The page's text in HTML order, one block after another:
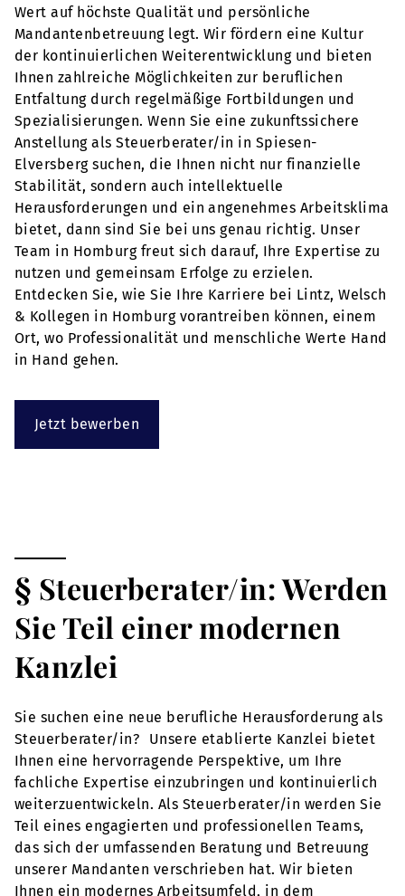
Wert auf höchste Qualität und persönliche
Mandantenbetreuung legt. Wir fördern eine Kultur
der kontinuierlichen Weiterentwicklung und bieten
Ihnen zahlreiche Möglichkeiten zur beruflichen
Entfaltung durch regelmäßige Fortbildungen und
Spezialisierungen. Wenn Sie eine zukunftssichere
Anstellung als Steuerberater/in in Spiesen-
Elversberg suchen, die Ihnen nicht nur finanzielle
Stabilität, sondern auch intellektuelle
Herausforderungen und ein angenehmes Arbeitsklima
bietet, dann sind Sie bei uns genau richtig. Unser
Team in Homburg freut sich darauf, Ihre Expertise zu
nutzen und gemeinsam Erfolge zu erzielen.
Entdecken Sie, wie Sie Ihre Karriere bei Lintz, Welsch
& Kollegen in Homburg vorantreiben können, einem
Ort, wo Professionalität und menschliche Werte Hand
in Hand gehen.
Jetzt bewerben
§ Steuerberater/in: Werden
Sie Teil einer modernen
Kanzlei
Sie suchen eine neue berufliche Herausforderung als
Steuerberater/in? Unsere etablierte Kanzlei bietet
Ihnen eine hervorragende Perspektive, um Ihre
fachliche Expertise einzubringen und kontinuierlich
weiterzuentwickeln. Als Steuerberater/in werden Sie
Teil eines engagierten und professionellen Teams,
das sich der umfassenden Beratung und Betreuung
unserer Mandanten verschrieben hat. Wir bieten
Ihnen ein modernes Arbeitsumfeld, in dem